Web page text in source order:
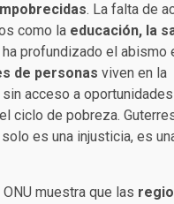
. La falta de
como la educación, la
ha profundizado el abismo
de personas viven en la
acceso a
ciclo de pobreza.
es una injusticia, es
muestra que las